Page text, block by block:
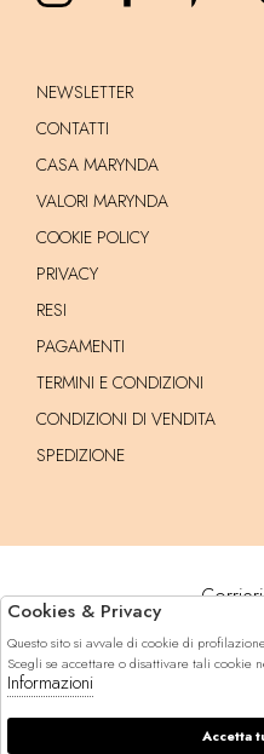
NEWSLETTER
CONTATTI
CASA MARYNDA
VALORI MARYNDA
COOKIE POLICY
PRIVACY
RESI
PAGAMENTI
TERMINI E CONDIZIONI
CONDIZIONI DI VENDITA
SPEDIZIONE
© 2026 Marynda - P.iva
Corrieri
Cookies & Privacy
Questo sito si avvale di cookie di
Scegli se accettare o disattivare tali cookie
Informazioni
Accetta